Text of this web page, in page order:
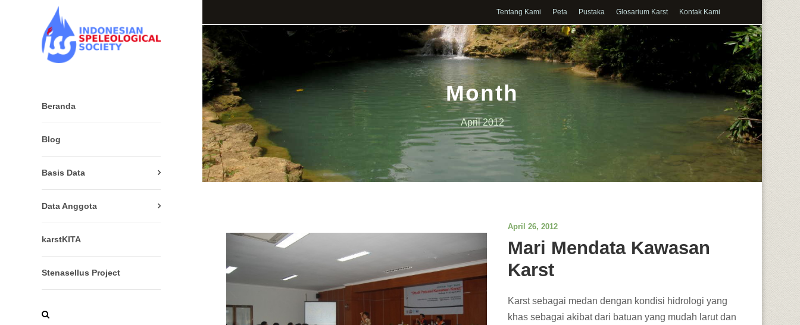
Beranda
Blog
Basis Data
Data Anggota
karstKITA
Stenasellus Project
Tentang Kami Peta Pustaka Glosarium Karst Kontak Kami
Month
April 2012
April 26, 2012
Mari Mendata Kawasan
Karst
Karst sebagai medan dengan kondisi hidrologi yang
khas sebagai akibat dari batuan yang mudah larut dan